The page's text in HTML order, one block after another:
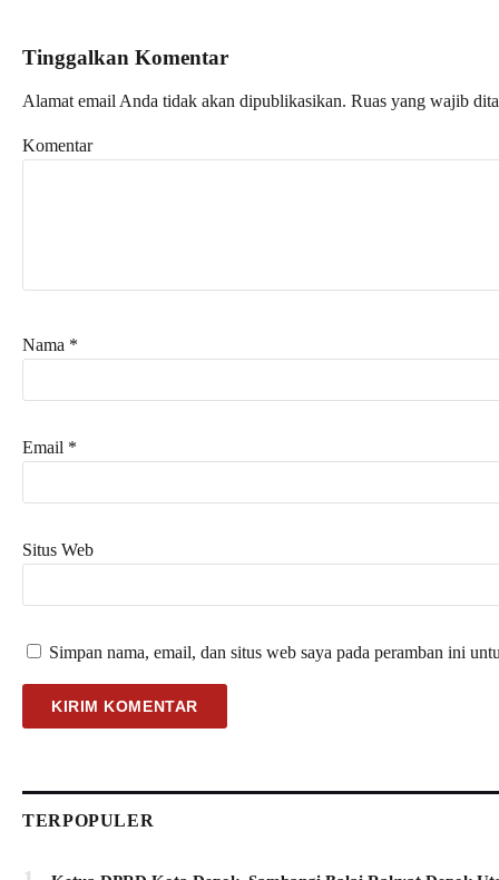
Tinggalkan Komentar
Alamat email Anda tidak akan dipublikasikan. Ruas yang wajib
Komentar
Nama *
Email *
Situs Web
Simpan nama, email, dan situs web saya pada peramban ini
TERPOPULER